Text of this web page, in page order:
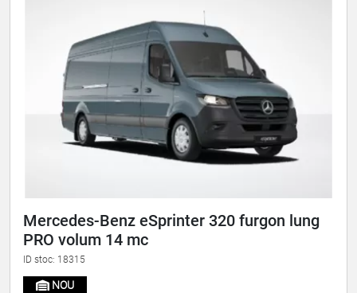
Mercedes-Benz eSprinter 320 furgon lung
PRO volum 14 mc
ID stoc: 18315
NOU